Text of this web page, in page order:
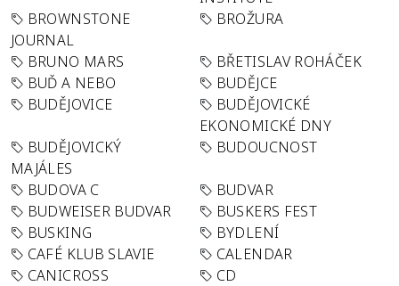
BROWNSTONE
JOURNAL
BROŽURA
BRUNO MARS
BŘETISLAV ROHÁČEK
BUĎ A NEBO
BUDĚJCE
BUDĚJOVICE
BUDĚJOVICKÉ
EKONOMICKÉ DNY
BUDĚJOVICKÝ
MAJÁLES
BUDOUCNOST
BUDOVA C
BUDVAR
BUDWEISER BUDVAR
BUSKERS FEST
BUSKING
BYDLENÍ
CAFÉ KLUB SLAVIE
CALENDAR
CANICROSS
CD